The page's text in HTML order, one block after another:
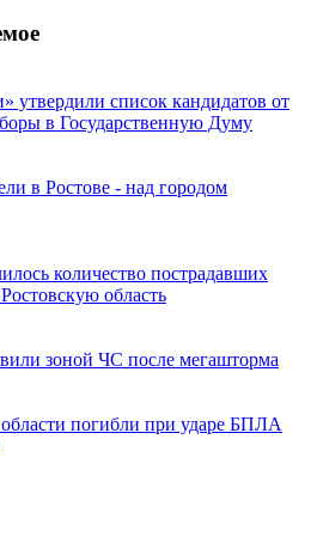
утвердили список кандидатов от
в Государственную Думу
в Ростове - над городом
количество пострадавших
область
зоной ЧС после мегашторма
области погибли при ударе БПЛА